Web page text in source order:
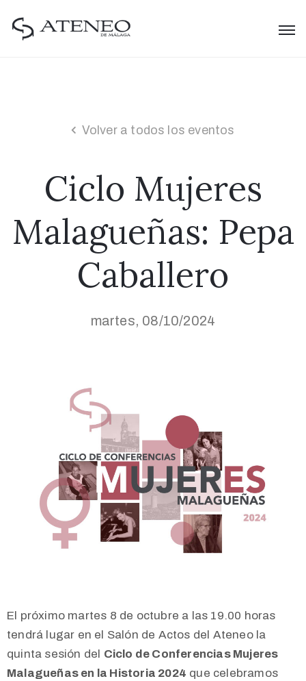
Volver a todos los eventos
Ciclo Mujeres
Malagueñas: Pepa
Caballero
martes, 08/10/2024
El próximo martes 8 de octubre a las 19.00 horas
tendrá lugar en el Salón de Actos del Ateneo la
quinta sesión del Ciclo de Conferencias Mujeres
Malagueñas en la Historia 2024 que celebramos